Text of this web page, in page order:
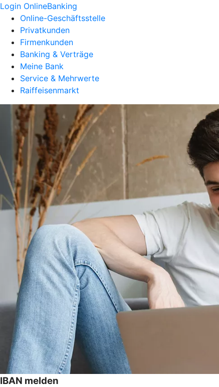
Login OnlineBanking
Online-Geschäftsstelle
Privatkunden
Firmenkunden
Banking & Verträge
Meine Bank
Service & Mehrwerte
Raiffeisenmarkt
IBAN melden